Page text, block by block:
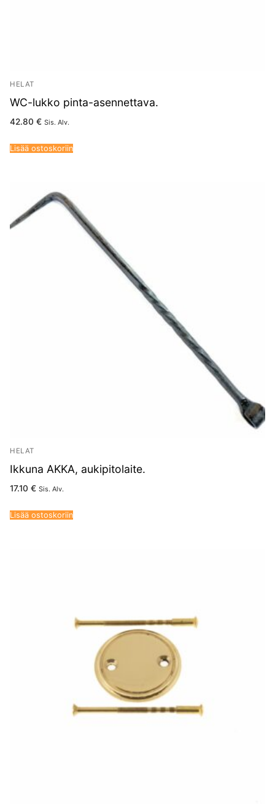
HELAT
WC-lukko pinta-asennettava.
42.80 € Sis. Alv.
Lisää ostoskoriin
HELAT
Ikkuna AKKA, aukipitolaite.
17.10 € Sis. Alv.
Lisää ostoskoriin